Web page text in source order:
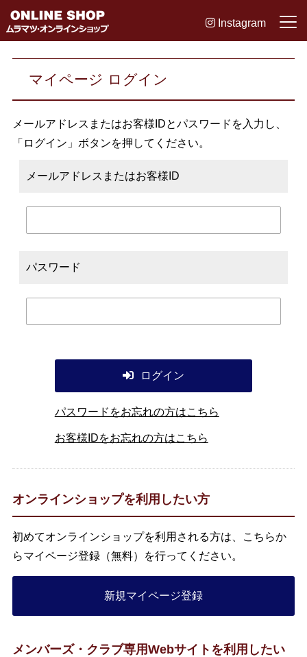
Instagram
マイページ ログイン
メールアドレスまたはお客様IDとパスワードを入力し、
「ログイン」ボタンを押してください。
メールアドレスまたはお客様ID
パスワード
ログイン
パスワードをお忘れの方はこちら
お客様IDをお忘れの方はこちら
オンラインショップを利用したい方
初めてオンラインショップを利用される方は、こちらか
らマイページ登録（無料）を行ってください。
新規マイページ登録
メンバーズ・クラブ専用Webサイトを利用したい